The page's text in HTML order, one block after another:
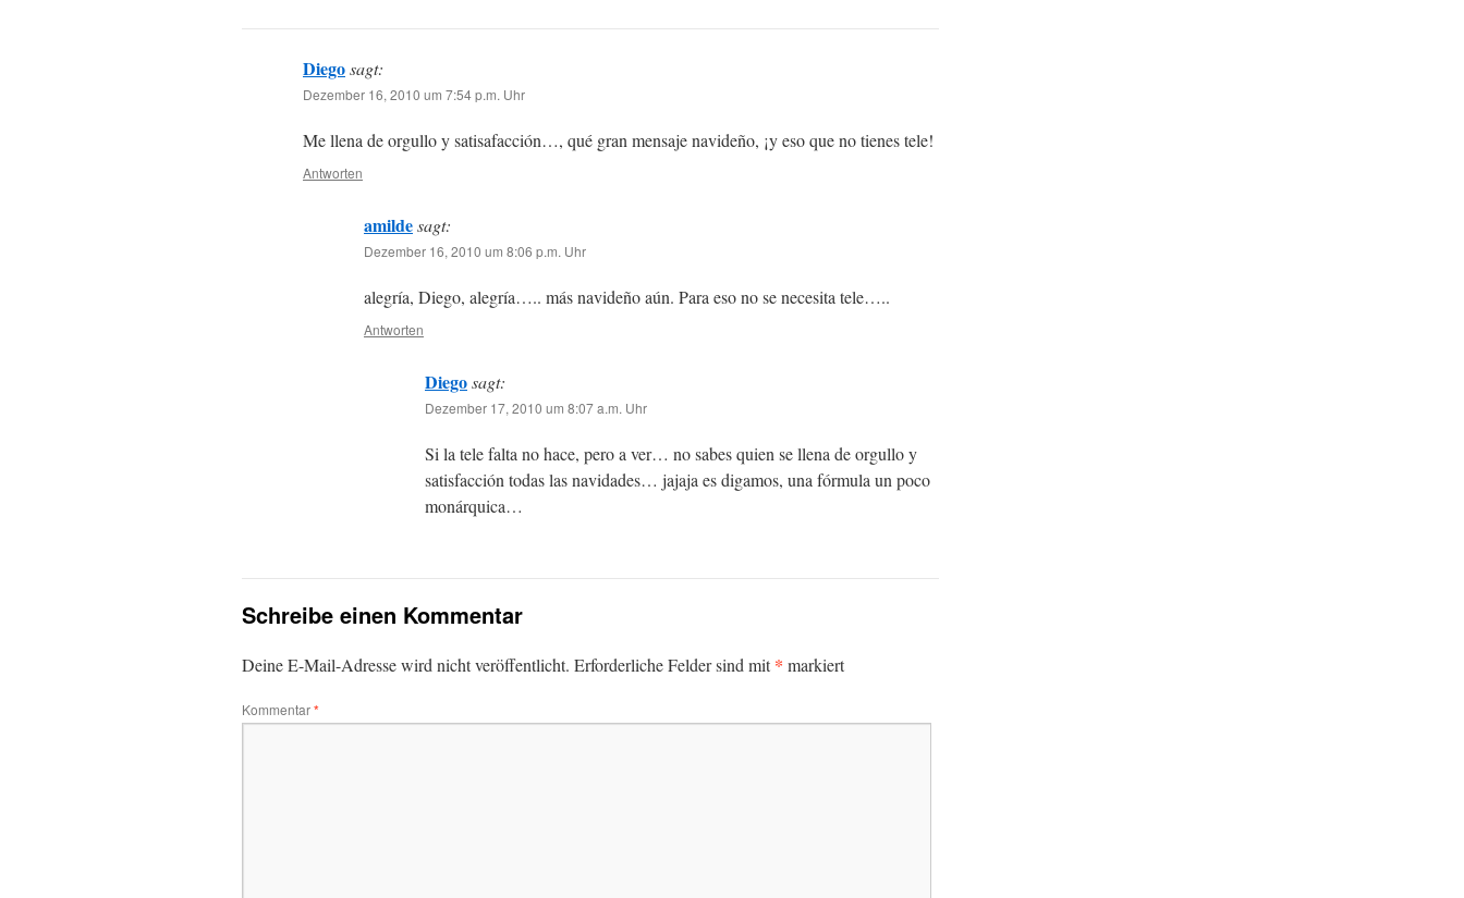
Diegosagt:
Dezember 16, 2010 um 7:54 p.m. Uhr
Me llena de orgullo y satisafacción…, qué gran mensaje navideño, ¡y eso que no tienes tele!
Antworten
amildesagt:
Dezember 16, 2010 um 8:06 p.m. Uhr
alegría, Diego, alegría….. más navideño aún. Para eso no se necesita tele…..
Antworten
Diegosagt:
Dezember 17, 2010 um 8:07 a.m. Uhr
Si la tele falta no hace, pero a ver… no sabes quien se llena de orgullo y
satisfacción todas las navidades… jajaja es digamos, una fórmula un poco
monárquica…
Schreibe einen Kommentar
Deine E-Mail-Adresse wird nicht veröffentlicht. Erforderliche Felder sind mit* markiert
Kommentar*